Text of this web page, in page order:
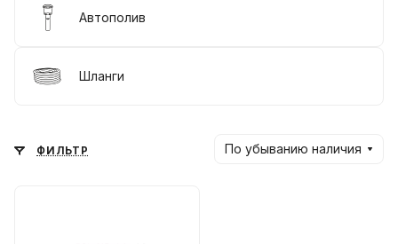
Автополив
Шланги
ФИЛЬТР По убыванию наличия